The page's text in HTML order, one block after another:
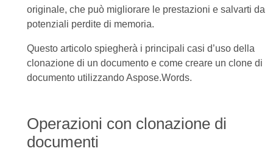
originale, che può migliorare le prestazioni e salvarti da
potenziali perdite di memoria.
Questo articolo spiegherà i principali casi d’uso della
clonazione di un documento e come creare un clone di
documento utilizzando Aspose.Words.
Operazioni con clonazione di
documenti